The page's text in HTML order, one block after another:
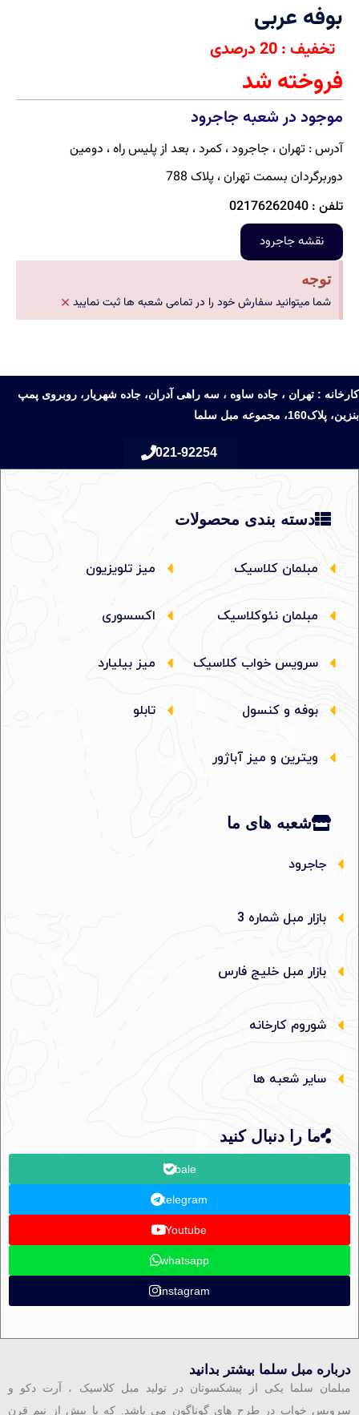
بوفه عربی
تخفیف : 20 درصدی
فروخته شد
موجود در شعبه جاجرود
آدرس : تهران ، جاجرود ، کمرد ، بعد از پلیس راه ، دومین
دوربرگردان بسمت تهران ، پلاک 788
تلفن : 02176262040
نقشه جاجرود
توجه
شما میتوانید سفارش خود را در تمامی شعبه ها ثبت نمایید ×
کارخانه : تهران ، جاده ساوه ، سه راهی آدران، جاده شهریار، روبروی پمپ
بنزین، پلاک160، مجموعه مبل سلما
021-92254
دسته بندی محصولات
مبلمان کلاسیک
مبلمان نئوکلاسیک
سرویس خواب کلاسیک
بوفه و کنسول
ویترین و میز آباژور
میز تلویزیون
اکسسوری
میز بیلیارد
تابلو
شعبه های ما
جاجرود
بازار مبل شماره 3
بازار مبل خلیج فارس
شوروم کارخانه
سایر شعبه ها
ما را دنبال کنید
bale
telegram
Youtube
whatsapp
instagram
درباره مبل سلما بیشتر بدانید
مبلمان سلما یکی از پیشکسوتان در تولید مبل کلاسیک ، آرت دکو و
سرویس خواب در طرح های گوناگون می باشد. که با بیش از نیم قرن